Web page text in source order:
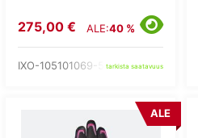
275,00 € ALE:40 %
IXO-105101069-53-tarkista saatavuus
ALE